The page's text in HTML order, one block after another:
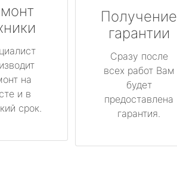
на
и в
срок.
Получение
гарантии
Сразу после
всех работ Вам
будет
предоставлена
гарантия.